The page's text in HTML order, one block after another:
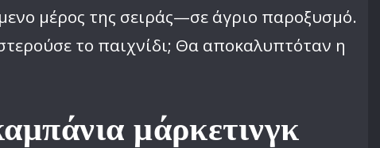
μέρος της σειράς—σε άγριο παροξυσμό.
το παιχνίδι; Θα αποκαλυπτόταν η
μάρκετινγκ